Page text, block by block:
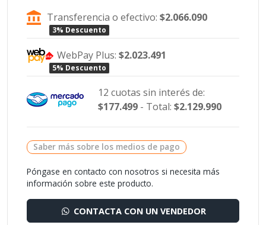
Transferencia o efectivo:$2.066.090
3% Descuento
WebPay Plus:$2.023.491
5% Descuento
12 cuotas sin interés de:
$177.499- Total: $2.129.990
Saber más sobre los medios de pago
Póngase en contacto con nosotros si necesita más
información sobre este producto.
CONTACTA CON UN VENDEDOR